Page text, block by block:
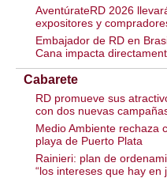
AventúrateRD 2026
expositores y
Embajador de RD en
Cana impacta
Cabarete
RD promueve sus
con dos nuevas
Medio Ambiente rechaza
playa de Puerto Plata
Rainieri: plan de
“los intereses que hay en